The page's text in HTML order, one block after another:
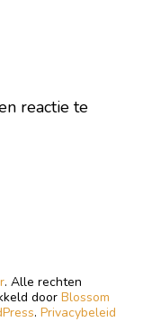
reactie te
. Alle rechten
door Blossom
. Privacybeleid